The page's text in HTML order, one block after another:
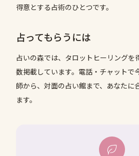
得意とする占術のひとつです。
占ってもらうには
占いの森では、 タロットヒーリングを
数掲載しています。電話・チャットで
師から、対面の占い館まで、あなたに
ます。